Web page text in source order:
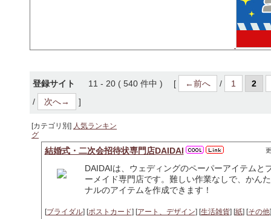
登録サイト 11 - 20 ( 540 件中 ) [ ←前へ / 1
2
/
次へ→ ]
[カテゴリ別] 人気ランキン
グ
結婚式・二次会招待状専門店DAIDAI
DAIDAIは、ウェディングのペーパーアイテムと
ーメイド専門店です。難しい作業なしで、かん
ナルのアイテムを作成できます！
[ブライダル] [ポストカード] [アート、デザイン] [生活雑貨] [紙] [その他